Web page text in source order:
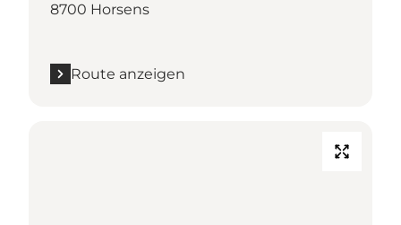
8700 Horsens
Route anzeigen